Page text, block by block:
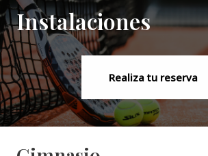
Instalaciones
Realiza tu reserva